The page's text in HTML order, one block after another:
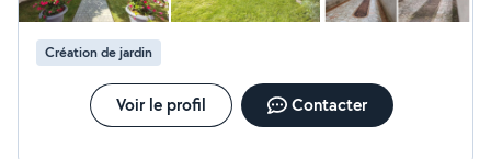
Création de jardin
Voir le profil Contacter